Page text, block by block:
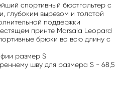
спортивный бюстгальтер с
глубоким вырезом и толстой
поддержки
принте Marsala Leopard
брюки во всю длину с
размер S
шву для размера S - 68,5